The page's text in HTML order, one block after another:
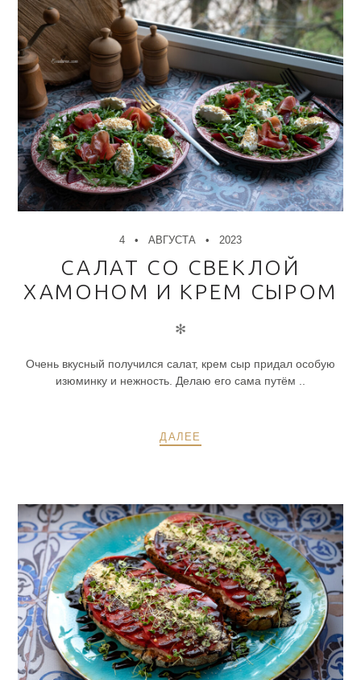
4 АВГУСТА 2023
САЛАТ СО СВЕКЛОЙ
ХАМОНОМ И КРЕМ СЫРОМ
✻
Очень вкусный получился салат, крем сыр придал особую
изюминку и нежность. Делаю его сама путём ..
ДАЛЕЕ